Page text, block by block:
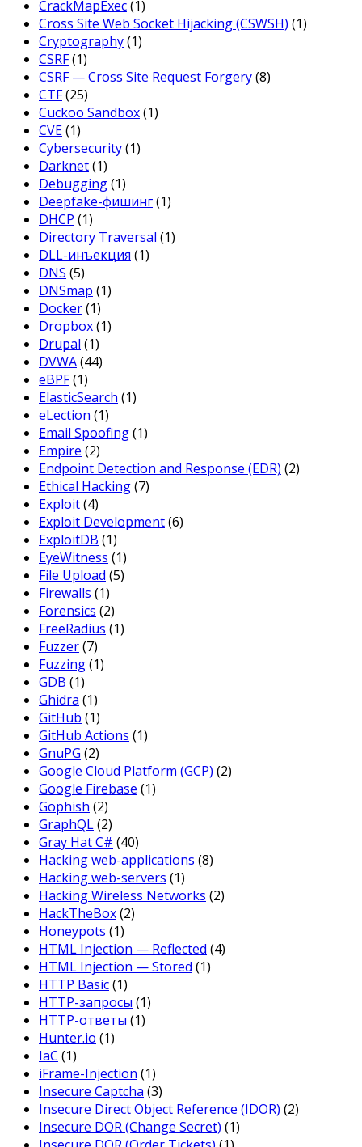
CrackMapExec(1)
Cross Site Web Socket Hijacking (CSWSH) (1)
Cryptography(1)
CSRF(1)
CSRF — Cross Site Request Forgery(8)
CTF(25)
Cuckoo Sandbox(1)
CVE(1)
Cybersecurity(1)
Darknet(1)
Debugging(1)
Deepfake-фишинг(1)
DHCP (1)
Directory Traversal (1)
DLL-инъекция (1)
DNS (5)
DNSmap (1)
Docker(1)
Dropbox(1)
Drupal (1)
DVWA(44)
eBPF(1)
ElasticSearch (1)
eLection (1)
Email Spoofing(1)
Empire (2)
Endpoint Detection and Response (EDR) (2)
Ethical Hacking(7)
Exploit(4)
Exploit Development(6)
ExploitDB (1)
EyeWitness (1)
File Upload (5)
Firewalls (1)
Forensics (2)
FreeRadius (1)
Fuzzer(7)
Fuzzing(1)
GDB (1)
Ghidra (1)
GitHub (1)
GitHub Actions (1)
GnuPG (2)
Google Cloud Platform (GCP) (2)
Google Firebase (1)
Gophish (2)
GraphQL(2)
Gray Hat C# (40)
Hacking web-applications (8)
Hacking web-servers (1)
Hacking Wireless Networks (2)
HackTheBox(2)
Honeypots (1)
HTML Injection — Reflected (4)
HTML Injection — Stored (1)
HTTP Basic(1)
HTTP-запросы (1)
HTTP-ответы (1)
Hunter.io (1)
IaC (1)
iFrame-Injection (1)
Insecure Captcha (3)
Insecure Direct Object Reference (IDOR) (2)
Insecure DOR (Change Secret) (1)